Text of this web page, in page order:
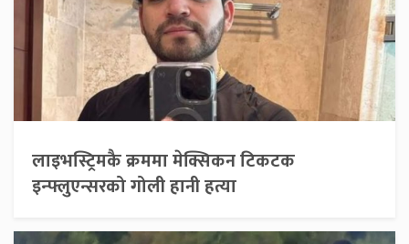
लाइभस्ट्रिमकै क्रममा मेक्सिकन टिकटक
इन्फ्लुएन्सरको गोली हानी हत्या